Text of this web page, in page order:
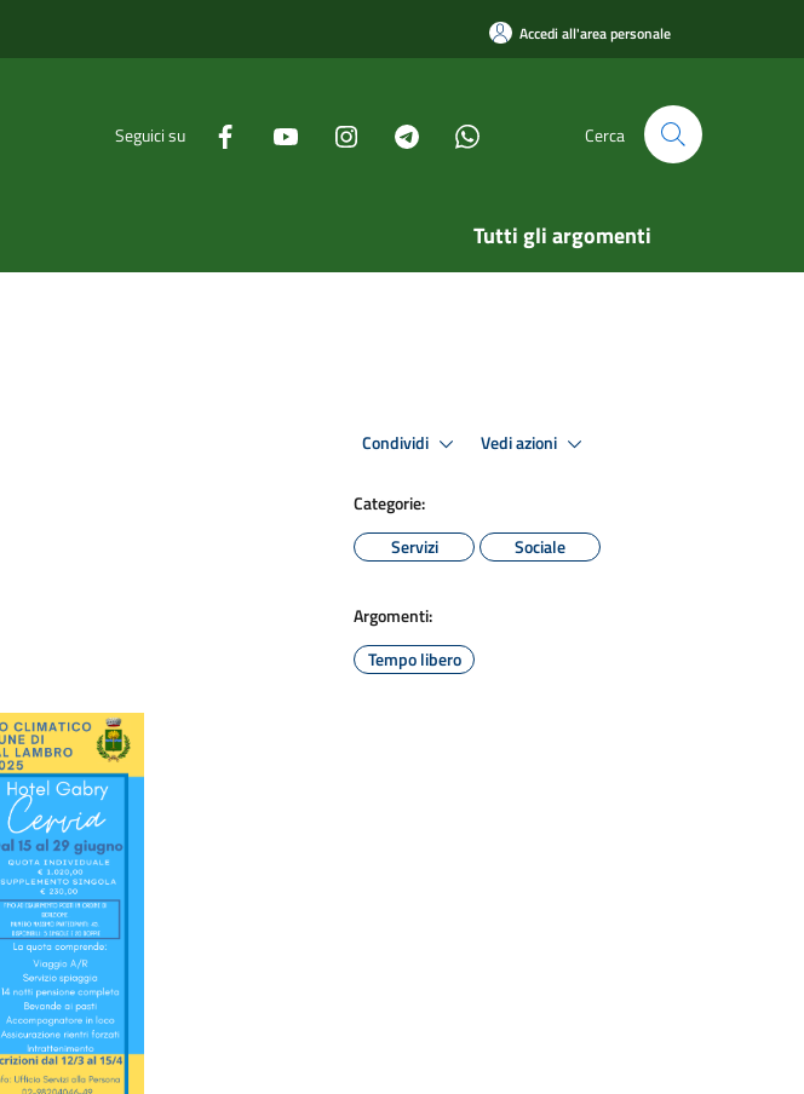
Accedi all'area personale
Seguici su Cerca
Tutti gli argomenti
Condividi Vedi azioni
Categorie:
Servizi
Sociale
Argomenti:
Tempo libero